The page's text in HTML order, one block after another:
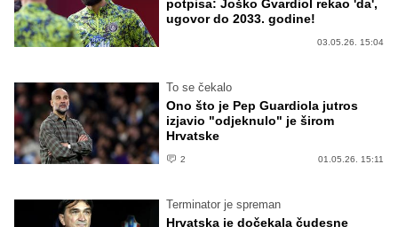
potpisa: Joško Gvardiol rekao 'da',
ugovor do 2033. godine!
03.05.26. 15:04
To se čekalo
Ono što je Pep Guardiola jutros
izjavio "odjeknulo" je širom
Hrvatske
2 01.05.26. 15:11
Terminator je spreman
Hrvatska je dočekala čudesne